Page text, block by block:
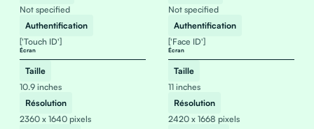
Not specified
Authentification
['Touch ID']
Écran
Taille
10.9 inches
Résolution
2360 x 1640 pixels
Not specified
Authentification
['Face ID']
Écran
Taille
11 inches
Résolution
2420 x 1668 pixels